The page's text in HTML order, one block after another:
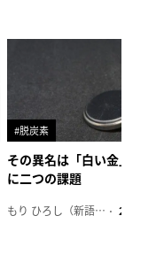
#脱炭素
その異名は「白い金」、リ
に二つの課題
もり ひろし（新語ウォッチャー） 2023年7